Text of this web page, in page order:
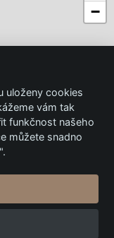
−
uloženy cookies
vám tak
funkčnost našeho
můžete snadno